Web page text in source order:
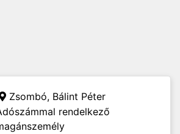
Zsombó, Bálint Péter
rendelkező